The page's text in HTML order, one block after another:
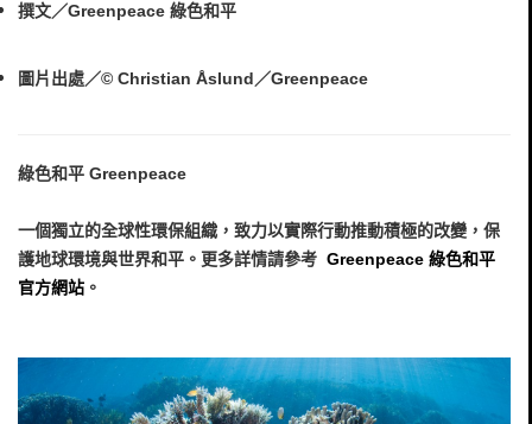
撰文／Greenpeace 綠色和平
圖片出處／© Christian Åslund／Greenpeace
綠色和平 Greenpeace
一個獨立的全球性環保組織，致力以實際行動推動積極的改變，保
護地球環境與世界和平。更多詳情請參考 Greenpeace 綠色和平
官方網站 。